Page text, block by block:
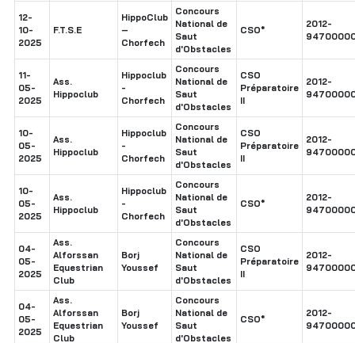
12-
10-
2025
F.T.S.E
HippoClub
–
Chorfech
Concours
National de
Saut
d'Obstacles
CSO*
2012-
11-
05-
2025
Ass.
Hippoclub
Hippoclub
-
Chorfech
Concours
National de
Saut
d'Obstacles
CSO
Préparatoire
II
2012-
10-
05-
2025
Ass.
Hippoclub
Hippoclub
-
Chorfech
Concours
National de
Saut
d'Obstacles
CSO
Préparatoire
II
2012-
10-
05-
2025
Ass.
Hippoclub
Hippoclub
-
Chorfech
Concours
National de
Saut
d'Obstacles
CSO*
2012-
04-
05-
2025
Ass.
Alforssan
Equestrian
Club
Borj
Youssef
Concours
National de
Saut
d'Obstacles
CSO
Préparatoire
II
2012-
04-
05-
2025
Ass.
Alforssan
Equestrian
Club
Borj
Youssef
Concours
National de
Saut
d'Obstacles
CSO*
2012-